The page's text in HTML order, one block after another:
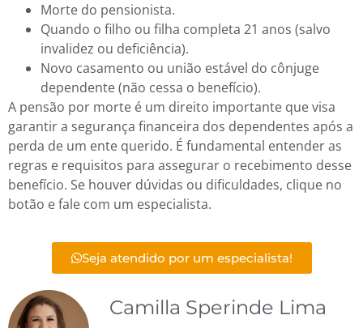
Morte do pensionista.
Quando o filho ou filha completa 21 anos (salvo
invalidez ou deficiência).
Novo casamento ou união estável do cônjuge
dependente (não cessa o benefício).
A pensão por morte é um direito importante que visa
garantir a segurança financeira dos dependentes após a
perda de um ente querido. É fundamental entender as
regras e requisitos para assegurar o recebimento desse
benefício. Se houver dúvidas ou dificuldades, clique no
botão e fale com um especialista.
Seja atendido por um especialista!
Camilla Sperinde Lima